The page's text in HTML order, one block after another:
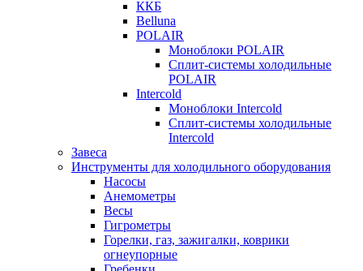
ККБ
Belluna
POLAIR
Моноблоки POLAIR
Сплит-системы холодильные
POLAIR
Intercold
Моноблоки Intercold
Сплит-системы холодильные
Intercold
Завеса
Инструменты для холодильного оборудования
Насосы
Анемометры
Весы
Гигрометры
Горелки, газ, зажигалки, коврики
огнеупорные